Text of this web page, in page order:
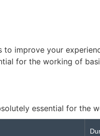
to improve your
for the working of
essential for the